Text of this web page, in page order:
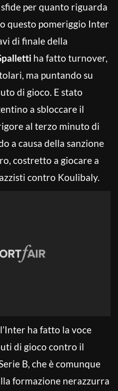
per quanto riguarda
questo pomeriggio Inter
di finale della
ha fatto turnover,
ma puntando su
di gioco. E stato
a sbloccare il
al terzo minuto di
a causa della sanzione
costretto a giocare a
contro Koulibaly.
ha fatto la voce
di gioco contro il
B, che è comunque
formazione nerazzurra